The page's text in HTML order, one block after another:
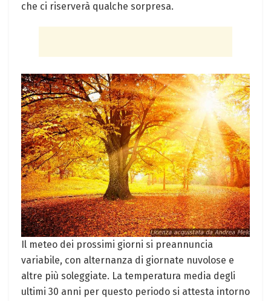
che ci riserverà qualche sorpresa.
Il meteo dei prossimi giorni si preannuncia
variabile, con alternanza di giornate nuvolose e
altre più soleggiate. La temperatura media degli
ultimi 30 anni per questo periodo si attesta intorno